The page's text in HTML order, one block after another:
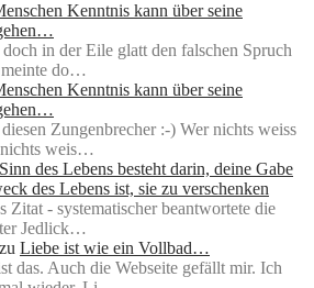
Kenntnis kann über seine
in der Eile glatt den falschen Spruch
do…
Kenntnis kann über seine
Zungenbrecher :-) Wer nichts weiss
nichts weis…
des Lebens besteht darin, deine Gabe
des Lebens ist, sie zu verschenken
Zitat - systematischer beantwortete die
Jedlick…
zu Liebe ist wie ein Vollbad…
das. Auch die Webseite gefällt mir. Ich